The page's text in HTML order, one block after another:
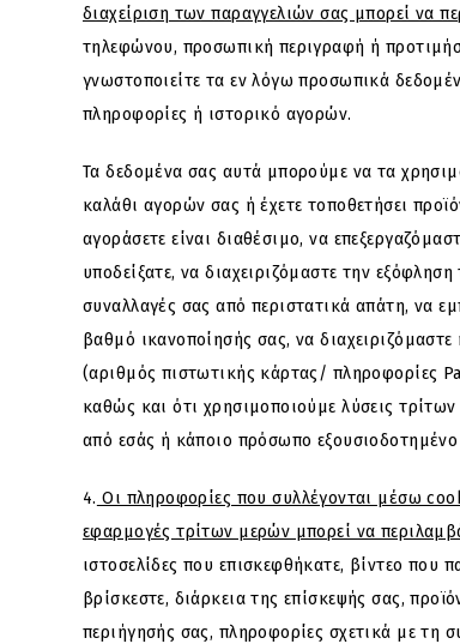
διαχείριση των παραγγελιών σας μπορεί να
τηλεφώνου, προσωπική περιγραφή ή
γνωστοποιείτε τα εν λόγω προσωπικά
πληροφορίες ή ιστορικό αγορών.
Τα δεδομένα σας αυτά μπορούμε να τα
καλάθι αγορών σας ή έχετε τοποθετήσει
αγοράσετε είναι διαθέσιμο, να
υποδείξατε, να διαχειριζόμαστε την
συναλλαγές σας από περιστατικά απάτη, να
βαθμό ικανοποίησής σας, να
(αριθμός πιστωτικής κάρτας/ πληροφορίες
καθώς και ότι χρησιμοποιούμε λύσεις
από εσάς ή κάποιο πρόσωπο
4. Οι πληροφορίες που συλλέγονται μέσω
εφαρμογές τρίτων μερών μπορεί να
ιστοσελίδες που επισκεφθήκατε, βίντεο που
βρίσκεστε, διάρκεια της επίσκεψής σας,
περιήγησής σας, πληροφορίες σχετικά με τη